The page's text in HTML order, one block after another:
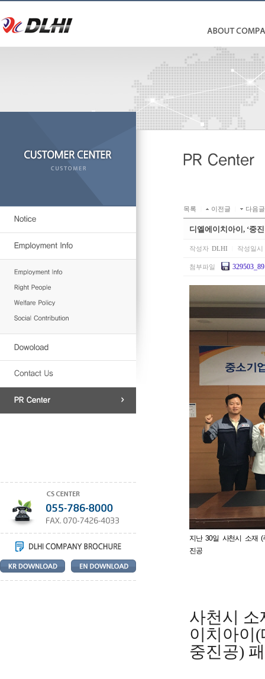
목록 이전글 다음글
디엘에이치아이, ‘중
작성자 DLHI 작성일시
첨부파일
지난 30일 사천시 소재 (
진공
사천시
이치아이
중진공)